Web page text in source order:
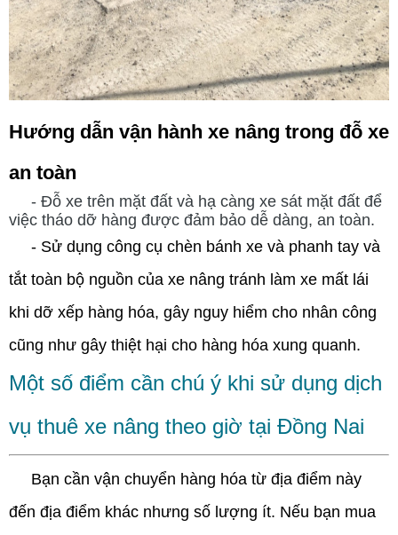
Hướng dẫn vận hành xe nâng trong đỗ xe
an toàn
- Đỗ xe trên mặt đất và hạ càng xe sát mặt đất để
việc tháo dỡ hàng được đảm bảo dễ dàng, an toàn.
- Sử dụng công cụ chèn bánh xe và phanh tay và
tắt toàn bộ nguồn của xe nâng tránh làm xe mất lái
khi dỡ xếp hàng hóa, gây nguy hiểm cho nhân công
cũng như gây thiệt hại cho hàng hóa xung quanh.
Một số điểm cần chú ý khi sử dụng dịch
vụ thuê xe nâng theo giờ tại Đồng Nai
Bạn cần vận chuyển hàng hóa từ địa điểm này
đến địa điểm khác nhưng số lượng ít. Nếu bạn mua